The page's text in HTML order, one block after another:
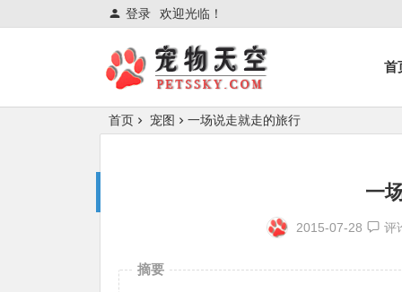
欢迎光临！
登录
首
首页 宠图 一场说走就走的旅行
一
2015-07-28 评
摘要